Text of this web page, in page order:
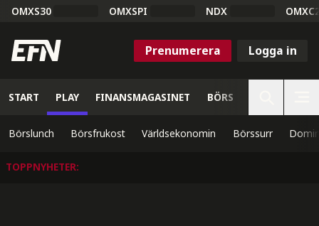
OMXS30 OMXSPI NDX
Prenumerera Logga in
START PLAY FINANSMAGASINET BÖRS
Börslunch Börsfrukost Världsekonomin Börssurr
TOPPNYHETER: